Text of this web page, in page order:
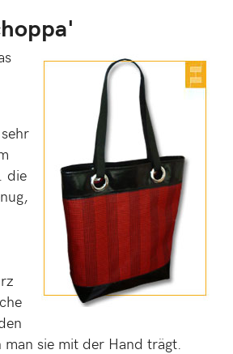
die
sie mit der Hand trägt.